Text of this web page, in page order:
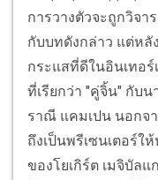
การวางตัวจะถูกวิจา
กับบทดังกล่าว แต่หลั
กระแสที่ดีในอินเทอร์
ที่เรียกว่า "คู่จิ้น" กับน
ราณี แคมเปน นอกจ
ถึงเป็นพรีเซนเตอร์ใ
ของโยเกิร์ต เมจิบัล